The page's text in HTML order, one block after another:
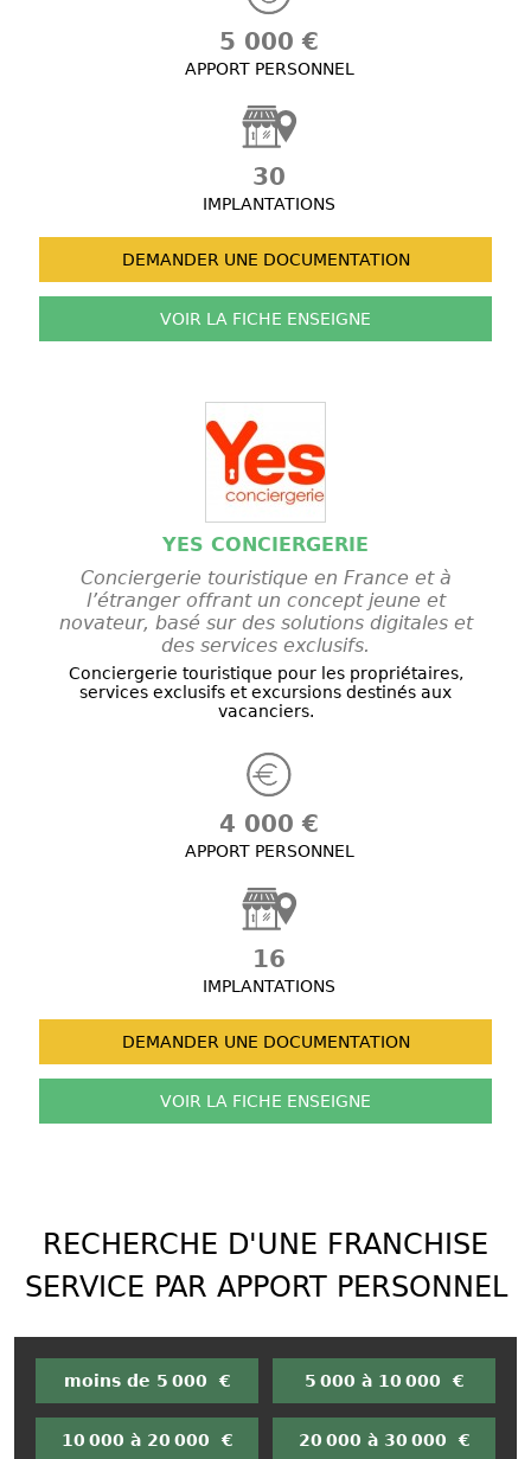
5 000 €
APPORT PERSONNEL
30
IMPLANTATIONS
DEMANDER UNE DOCUMENTATION
VOIR LA FICHE ENSEIGNE
YES CONCIERGERIE
Conciergerie touristique en France et à
l’étranger offrant un concept jeune et
novateur, basé sur des solutions digitales et
des services exclusifs.
Conciergerie touristique pour les propriétaires,
services exclusifs et excursions destinés aux
vacanciers.
4 000 €
APPORT PERSONNEL
16
IMPLANTATIONS
DEMANDER UNE DOCUMENTATION
VOIR LA FICHE ENSEIGNE
RECHERCHE D'UNE FRANCHISE
SERVICE PAR APPORT PERSONNEL
moins de 5 000 € 5 000 à 10 000 €
10 000 à 20 000 € 20 000 à 30 000 €